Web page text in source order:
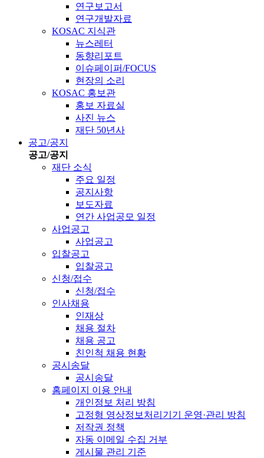
연구보고서
연구개발자료
KOSAC 지식관
뉴스레터
동향리포트
이슈페이퍼/FOCUS
현장의 소리
KOSAC 홍보관
홍보 자료실
사진 뉴스
재단 50년사
공고/공지
공고/공지
재단 소식
주요 일정
공지사항
보도자료
연간 사업공모 일정
사업공고
사업공고
입찰공고
입찰공고
신청/접수
신청/접수
인사채용
인재상
채용 절차
채용 공고
친인척 채용 현황
공시송달
공시송달
홈페이지 이용 안내
개인정보 처리 방침
고정형 영상정보처리기기 운영·관리 방침
저작권 정책
자동 이메일 수집 거부
게시물 관리 기준